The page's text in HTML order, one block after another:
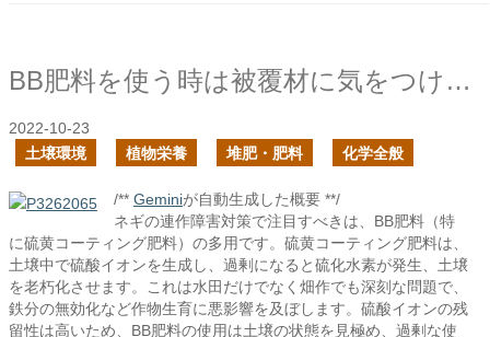
BB肥料を使う時は被覆材に気をつけた方が良い
2022-10-23
土壌環境
植物栄養 堆肥・肥料 化学全般
/** Geminiが自動生成した概要 **/
ネギの連作障害対策で注目すべきは、BB肥料（特
に硫黄コーティング肥料）の多用です。硫黄コーティング肥料は、
土壌中で硫酸イオンを生成し、過剰になると硫化水素が発生、土壌
を老朽化させます。これは水田だけでなく畑作でも深刻な問題で、
鉄分の無効化など作物生育に悪影響を及ぼします。硫酸イオンの残
留性は高いため、BB肥料の使用は土壌の状態を見極め、過剰な使